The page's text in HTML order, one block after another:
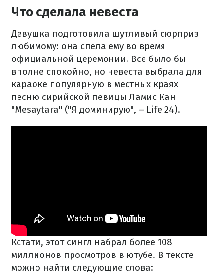
Что сделала невеста
Девушка подготовила шутливый сюрприз
любимому: она спела ему во время
официальной церемонии. Все было бы
вполне спокойно, но невеста выбрала для
караоке популярную в местных краях
песню сирийской певицы Ламис Кан
"Mesaytara" ("Я доминирую", – Life 24).
Кстати, этот сингл набрал более 108
миллионов просмотров в ютубе. В тексте
можно найти следующие слова: